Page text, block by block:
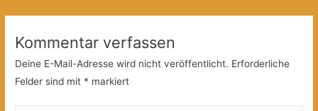
Kommentar verfassen
Deine E-Mail-Adresse wird nicht veröffentlicht. Erforderliche
Felder sind mit * markiert